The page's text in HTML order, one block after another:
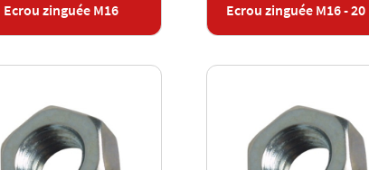
Ecrou zinguée M16 Ecrou zinguée M16 - 20